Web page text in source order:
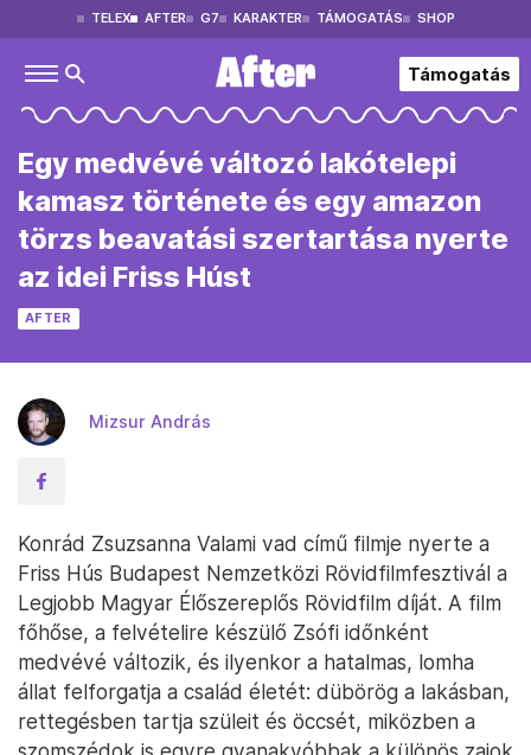
TELEX AFTER G7 KARAKTER TÁMOGATÁS SHOP
Támogatás
Egy medvévé változó lakótelepi
kamasz története és egy amazon
törzs beavatási szertartása nyerte
az idei Friss Húst
AFTER
Mizsur András
Konrád Zsuzsanna Valami vad című filmje nyerte a
Friss Hús Budapest Nemzetközi Rövidfilmfesztivál a
Legjobb Magyar Élőszereplős Rövidfilm díját. A film
főhőse, a felvételire készülő Zsófi időnként
medvévé változik, és ilyenkor a hatalmas, lomha
állat felforgatja a család életét: dübörög a lakásban,
rettegésben tartja szüleit és öccsét, miközben a